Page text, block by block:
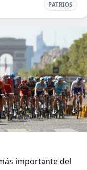
PATRIOS
importante del